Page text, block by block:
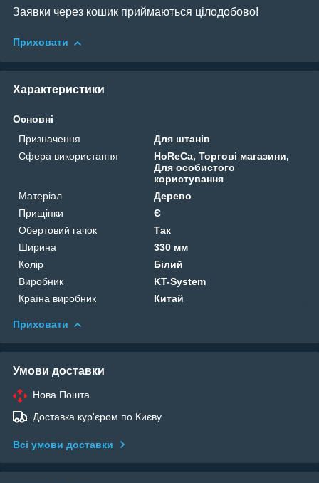
Заявки через кошик приймаються цілодобово!
Приховати
Характеристики
Основні
Призначення
Для штанів
Сфера використання
HoReCa, Торгові магазини,
Для особистого
користування
Матеріал
Дерево
Прищіпки
Є
Обертовий гачок
Так
Ширина
330 мм
Колір
Білий
Виробник
KT-System
Країна виробник
Китай
Приховати
Умови доставки
Нова Пошта
Доставка кур'єром по Києву
Всі умови доставки